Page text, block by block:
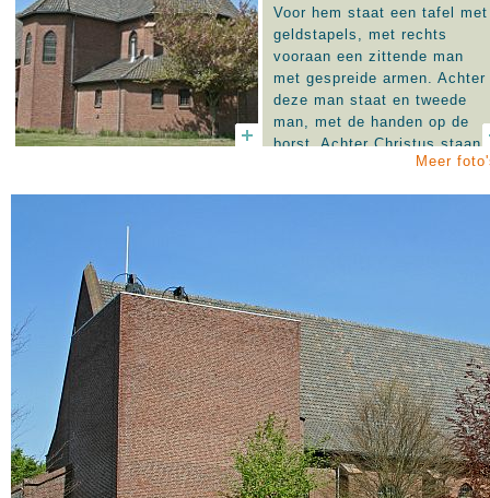
Voor hem staat een tafel met
geldstapels, met rechts
vooraan een zittende man
met gespreide armen. Achter
deze man staat en tweede
man, met de handen op de
borst. Achter Christus staan
twee apostelen en een hond.
Afgebeeld is de
tempelreiniging (Matt. 21:12-
13).
Meer